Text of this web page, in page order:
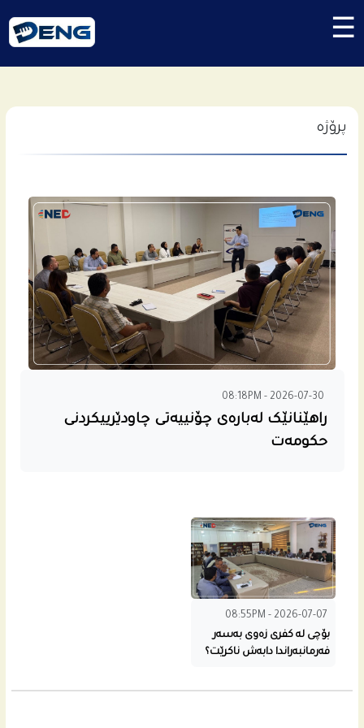
☰
پرۆژە
08:18PM - 2026-07-30
راهێنانێک لەبارەی چۆنییەتی چاودێرییکردنی
حکومەت
08:55PM - 2026-07-07
بۆچی له‌ كفری زه‌وی به‌سه‌ر
فه‌رمانبه‌راندا دابه‌ش ناكرێت؟